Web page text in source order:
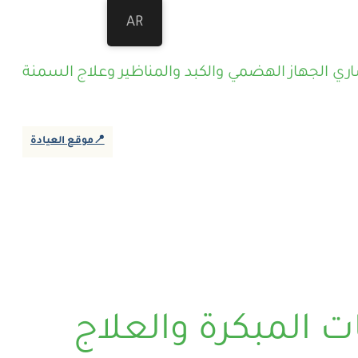
الجهاز الهضمي والكبد والمناظير وعلاج السمنة
📍موقع العيادة
المبكرة والعلاج
AR